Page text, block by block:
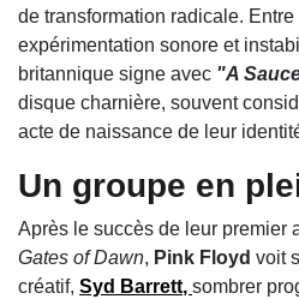
de transformation radicale.
expérimentation sonore et
britannique signe avec "A
disque charnière, souvent
acte de naissance de leur
Un groupe en
Après le succès de leur premier
Gates of Dawn, Pink Floyd voit
créatif, Syd Barrett, sombrer